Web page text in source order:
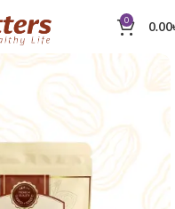
0 0.00